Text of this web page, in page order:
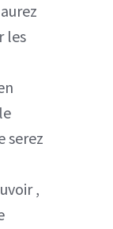
les
serez
,